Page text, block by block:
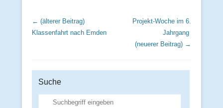
Beitrags Übersicht
← (älterer Beitrag)
Klassenfahrt nach Emden
Projekt-Woche im 6.
Jahrgang
(neuerer Beitrag) →
Suche
Suche